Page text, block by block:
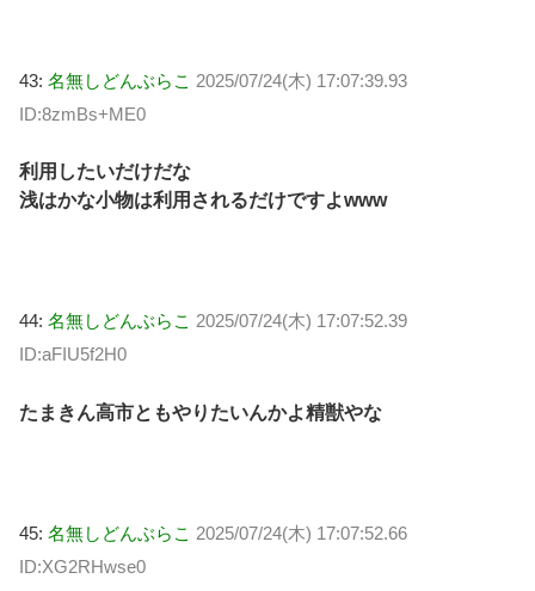
43: 名無しどんぶらこ 2025/07/24(木) 17:07:39.93
ID:8zmBs+ME0
利用したいだけだな
浅はかな小物は利用されるだけですよwww
44: 名無しどんぶらこ 2025/07/24(木) 17:07:52.39
ID:aFIU5f2H0
たまきん高市ともやりたいんかよ精獣やな
45: 名無しどんぶらこ 2025/07/24(木) 17:07:52.66
ID:XG2RHwse0